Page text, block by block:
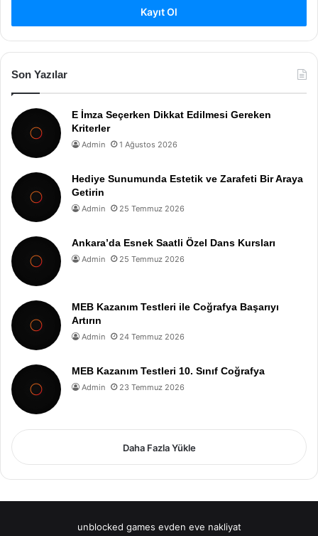
Kayıt Ol
Son Yazılar
E İmza Seçerken Dikkat Edilmesi Gereken
Kriterler
Admin 1 Ağustos 2026
Hediye Sunumunda Estetik ve Zarafeti Bir Araya
Getirin
Admin 25 Temmuz 2026
Ankara’da Esnek Saatli Özel Dans Kursları
Admin 25 Temmuz 2026
MEB Kazanım Testleri ile Coğrafya Başarıyı
Artırın
Admin 24 Temmuz 2026
MEB Kazanım Testleri 10. Sınıf Coğrafya
Admin 23 Temmuz 2026
Daha Fazla Yükle
unblocked games evden eve nakliyat